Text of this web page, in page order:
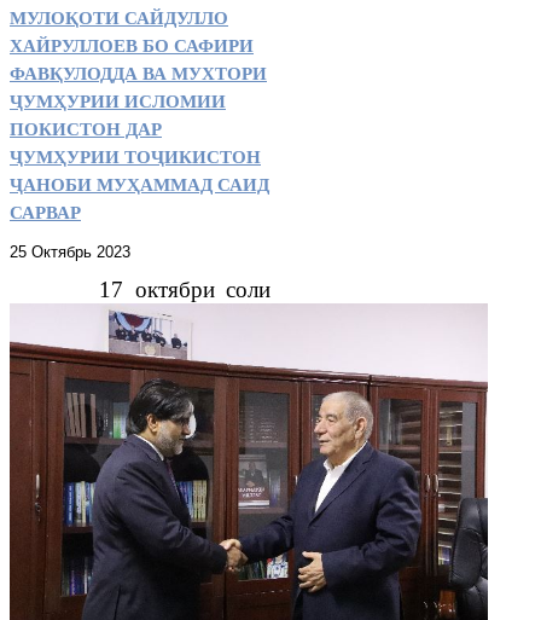
МУЛОҚОТИ САЙДУЛЛО
ХАЙРУЛЛОЕВ БО САФИРИ
ФАВҚУЛОДДА ВА МУХТОРИ
ҶУМҲУРИИ ИСЛОМИИ
ПОКИСТОН ДАР
ҶУМҲУРИИ ТОҶИКИСТОН
ҶАНОБИ МУҲАММАД САИД
САРВАР
25 Октябрь 2023
17 октябри соли